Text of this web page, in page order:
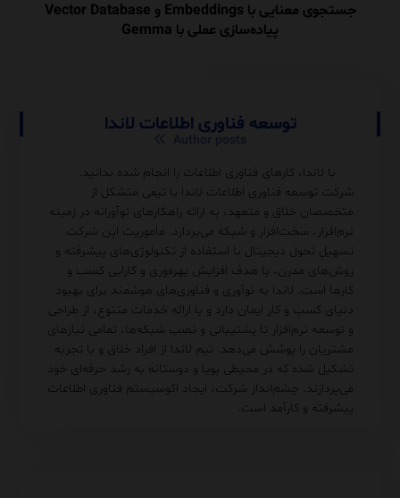
جستجوی معنایی با Embeddings و Vector Database
پیاده‌سازی عملی با Gemma
توسعه فناوری اطلاعات لاندا
با لاندا، کارهای فناوری اطلاعات را انجام شده بدانید.
شرکت توسعه فناوری اطلاعات لاندا با تیمی متشکل از
متخصصان خلاق و متعهد، به ارائه راهکارهای نوآورانه در زمینه
نرم‌افزار، سخت‌افزار و شبکه می‌پردازد. ماموریت این شرکت
تسهیل تحول دیجیتال با استفاده از تکنولوژی‌های پیشرفته و
روش‌های مدرن، با هدف افزایش بهره‌وری و کارایی کسب و
کارها است. لاندا به نوآوری و فناوری‌های هوشمند برای بهبود
دنیای کسب و کار ایمان دارد و با ارائه خدمات متنوع، از طراحی
و توسعه نرم‌افزار تا پشتیبانی و نصب شبکه‌ها، تمامی نیازهای
مشتریان را پوشش می‌دهد. تیم لاندا از افراد خلاق و با تجربه
تشکیل شده که در محیطی پویا و دوستانه به رشد حرفه‌ای خود
می‌پردازند. چشم‌انداز شرکت، ایجاد اکوسیستم فناوری اطلاعات
پیشرفته و کارآمد است.